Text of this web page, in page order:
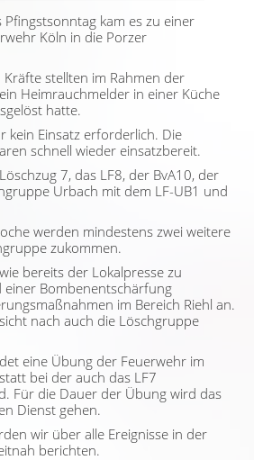
kam es zu einer
Köln in die Porzer
stellten im Rahmen der
Heimrauchmelder in einer Küche
hatte.
kein Einsatz erforderlich. Die
schnell wieder einsatzbereit.
7, das LF8, der BvA10, der
Urbach mit dem LF-UB1 und
werden mindestens zwei weitere
zukommen.
bereits der Lokalpresse zu
Bombenentschärfung
im Bereich Riehl an.
nach auch die Löschgruppe
eine Übung der Feuerwehr im
bei der auch das LF7
Für die Dauer der Übung wird das
Dienst gehen.
wir über alle Ereignisse in der
berichten.